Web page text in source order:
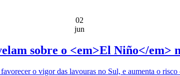
02
jun
sobre o <em>El Niño</em>
o vigor das lavouras no Sul, e aumenta o